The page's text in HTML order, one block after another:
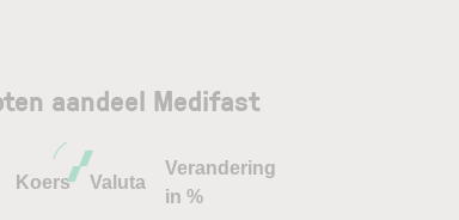
aandeel Medifast
Koers Valuta
Verandering
in %